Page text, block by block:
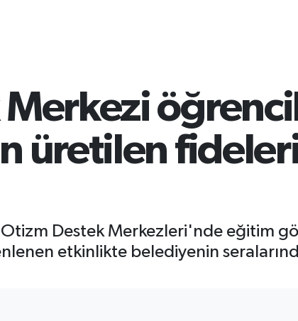
üretilen
Destek Merkezleri'nde eğitim
etkinlikte belediyenin